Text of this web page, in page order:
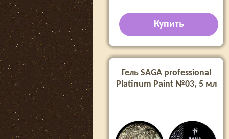
Купить
Гель SAGA professional
Platinum Paint №03, 5 мл